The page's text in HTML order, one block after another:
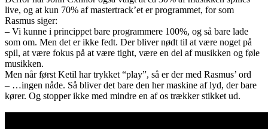
live, og at kun 70% af mastertrack’et er programmet, for som
Rasmus siger:
– Vi kunne i princippet bare programmere 100%, og så bare lade
som om. Men det er ikke fedt. Der bliver nødt til at være noget på
spil, at være fokus på at være tight, være en del af musikken og føle
musikken.
Men når først Ketil har trykket “play”, så er der med Rasmus’ ord
– …ingen nåde. Så bliver det bare den her maskine af lyd, der bare
kører. Og stopper ikke med mindre en af os trækker stikket ud.